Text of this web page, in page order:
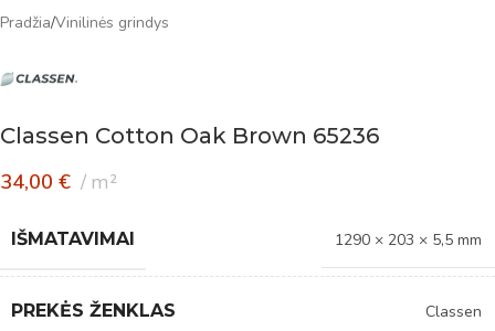
Pradžia/Vinilinės grindys
Classen Cotton Oak Brown 65236
34,00 € m²
IŠMATAVIMAI 1290 × 203 × 5,5 mm
PREKĖS ŽENKLAS Classen